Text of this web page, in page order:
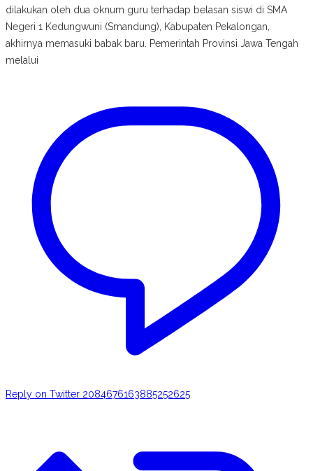
dilakukan oleh dua oknum guru terhadap belasan siswi di SMA
Negeri 1 Kedungwuni (Smandung), Kabupaten Pekalongan,
akhirnya memasuki babak baru. Pemerintah Provinsi Jawa Tengah
melalui
Reply on Twitter 2084676163885252625